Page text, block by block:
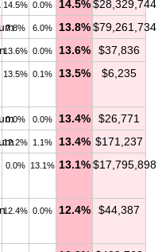
14.5% 0.0% 14.5% $28,329,744
7.8% 6.0% 13.8% $79,261,734
13.6% 0.0% 13.6% $37,836
13.5% 0.1% 13.5% $6,235
0.0% 0.0% 13.4% $26,771
12.2% 1.1% 13.4% $171,237
0.0% 13.1% 13.1% $17,795,898
12.4% 0.0% 12.4% $44,387